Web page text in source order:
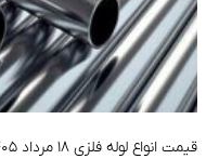
قیمت انواع لوله فلزی ۱۸ مرداد ۱۴۰۵